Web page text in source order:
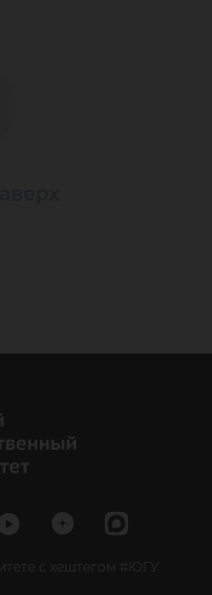
с хештегом #ЮГУ